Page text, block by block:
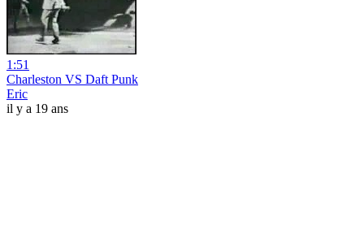
1:51
Charleston VS Daft Punk
Eric
il y a 19 ans